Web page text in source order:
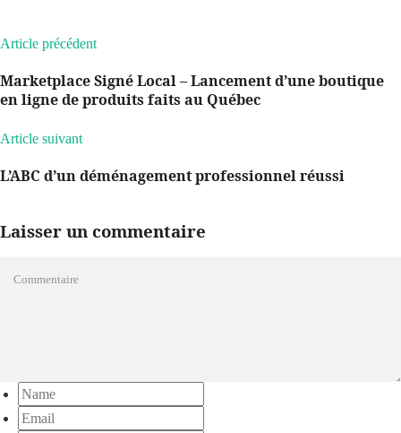
Article précédent
Marketplace Signé Local – Lancement d’une boutique
en ligne de produits faits au Québec
Article suivant
L’ABC d’un déménagement professionnel réussi
Laisser un commentaire